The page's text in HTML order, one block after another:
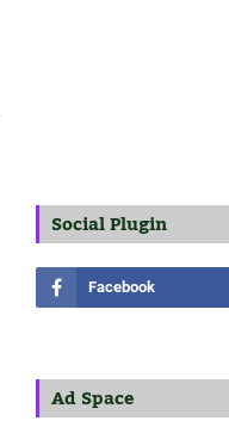
Social Plugin
Ad Space